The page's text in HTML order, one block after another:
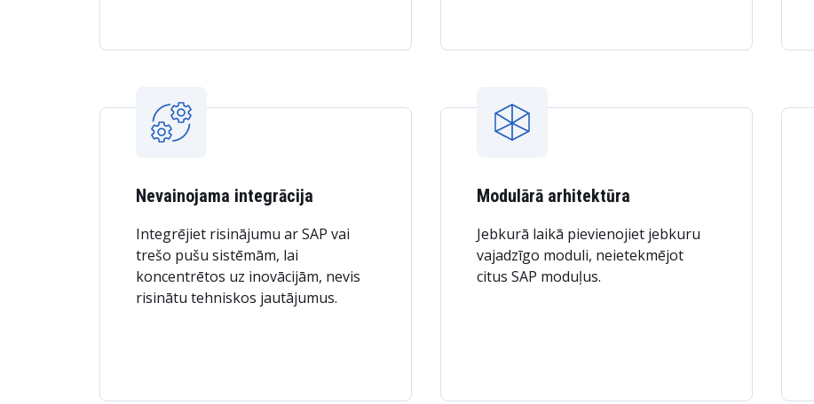
Nevainojama integrācija
Integrējiet risinājumu ar SAP vai
trešo pušu sistēmām, lai
koncentrētos uz inovācijām, nevis
risinātu tehniskos jautājumus.
Modulārā arhitektūra
Jebkurā laikā pievienojiet jebkuru
vajadzīgo moduli, neietekmējot
citus SAP moduļus.